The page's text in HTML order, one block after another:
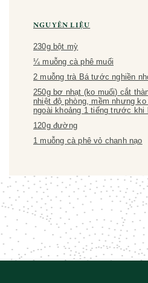
NGUYÊN LIỆU
230g bột mỳ
¼ muỗng cà phê muối
2 muỗng trà Bá tước nghiền
250g bơ nhạt (ko muối) cắt
nhiệt độ phòng, mềm nhưng
ngoài khoảng 1 tiếng trước khi
120g đường
1 muỗng cà phê vỏ chanh nạo